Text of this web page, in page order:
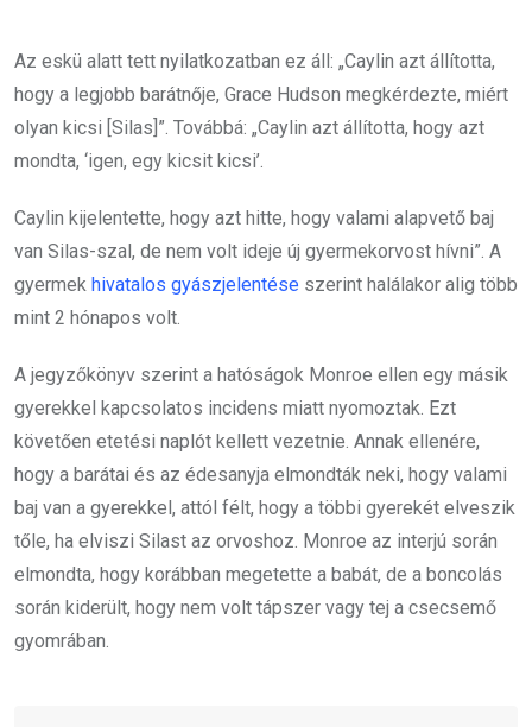
Az eskü alatt tett nyilatkozatban ez áll: „Caylin azt állította,
hogy a legjobb barátnője, Grace Hudson megkérdezte, miért
olyan kicsi [Silas]”. Továbbá: „Caylin azt állította, hogy azt
mondta, ‘igen, egy kicsit kicsi’.
Caylin kijelentette, hogy azt hitte, hogy valami alapvető baj
van Silas-szal, de nem volt ideje új gyermekorvost hívni”. A
gyermek hivatalos gyászjelentése szerint halálakor alig több
mint 2 hónapos volt.
A jegyzőkönyv szerint a hatóságok Monroe ellen egy másik
gyerekkel kapcsolatos incidens miatt nyomoztak. Ezt
követően etetési naplót kellett vezetnie. Annak ellenére,
hogy a barátai és az édesanyja elmondták neki, hogy valami
baj van a gyerekkel, attól félt, hogy a többi gyerekét elveszik
tőle, ha elviszi Silast az orvoshoz. Monroe az interjú során
elmondta, hogy korábban megetette a babát, de a boncolás
során kiderült, hogy nem volt tápszer vagy tej a csecsemő
gyomrában.